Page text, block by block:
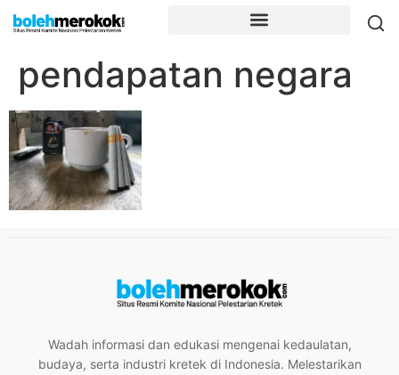
pendapatan negara
Wadah informasi dan edukasi mengenai kedaulatan,
budaya, serta industri kretek di Indonesia. Melestarikan